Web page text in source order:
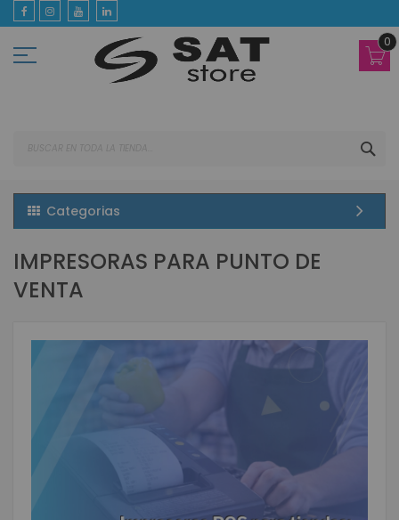
Ir
al
contenido
0
Categorias
IMPRESORAS PARA PUNTO DE
VENTA